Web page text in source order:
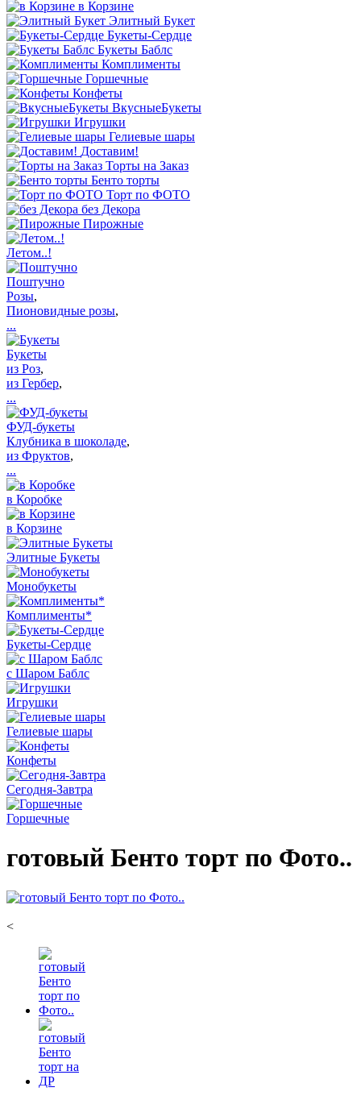
в Корзине
Элитный Букет
Букеты-Сердце
Букеты Баблс
Комплименты
Горшечные
Конфеты
ВкусныеБукеты
Игрушки
Гелиевые шары
Доставим!
Торты на Заказ
Бенто торты
Торт по ФОТО
без Декора
Пирожные
Летом..!
Поштучно
Розы,
Пионовидные розы,
...
Букеты
из Роз,
из Гербер,
...
ФУД-букеты
Клубника в шоколаде,
из Фруктов,
...
в Коробке
в Корзине
Элитные Букеты
Монобукеты
Комплименты*
Букеты-Сердце
с Шаром Баблс
Игрушки
Гелиевые шары
Конфеты
Сегодня-Завтра
Горшечные
готовый Бенто торт по Фото..
<